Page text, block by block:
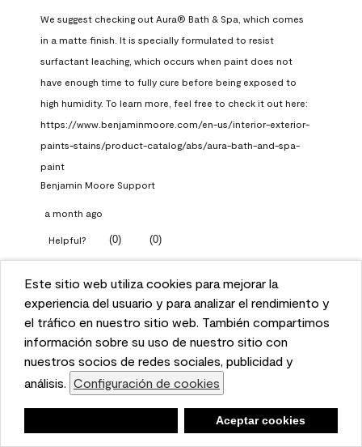
This website uses cookies to enhance user experience
and to analyze performance and traffic on our website.
We also share information about your use of our site
with our social media, advertising, and analytics
partners. Cookie Settings
Accept Cookies
Este sitio web utiliza cookies para mejorar la
experiencia del usuario y para analizar el rendimiento y
el tráfico en nuestro sitio web. También compartimos
información sobre su uso de nuestro sitio con
nuestros socios de redes sociales, publicidad y
análisis. Configuración de cookies
Aceptar cookies
We suggest checking out Aura® Bath & Spa, which comes
in a matte finish. It is specially formulated to resist
surfactant leaching, which occurs when paint does not
have enough time to fully cure before being exposed to
high humidity. To learn more, feel free to check it out here:
https://www.benjaminmoore.com/en-us/interior-exterior-
paints-stains/product-catalog/abs/aura-bath-and-spa-
paint
Benjamin Moore Support
a month ago
Helpful? (0) (0)
Q: What Aura paint color
should I use in north facing
entryway?
a month ago